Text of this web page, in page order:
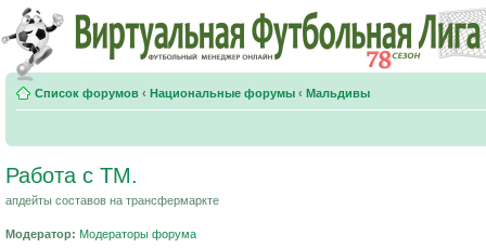
Список форумов ‹ Национальные форумы ‹ Мальдивы
Работа с ТМ.
апдейты составов на трансфермаркте
Модератор: Модераторы форума